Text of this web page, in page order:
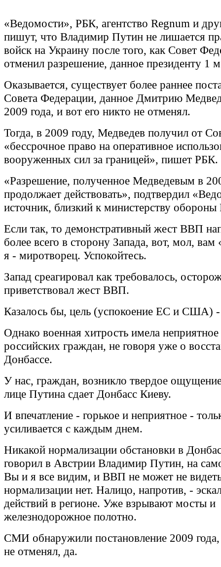
«Ведомости», РБК, агентство Regnum и
пишут, что Владимир Путин не лишается
войск на Украину после того, как Совет
отменил разрешение, данное президенту 1
Оказывается, существует более раннее
Совета Федерации, данное Дмитрию
2009 года, и вот его никто не отменял.
Тогда, в 2009 году, Медведев получил от
«бессрочное право на оперативное
вооруженных сил за границей», пишет РБК.
«Разрешение, полученное Медведевым в
продолжает действовать», подтвердил
источник, близкий к министерству
Если так, то демонстративный жест ВВП
более всего в сторону Запада, вот, мол,
я - миротворец. Успокойтесь.
Запад среагировал как требовалось,
приветствовал жест ВВП.
Казалось бы, цель (успокоение ЕС и США) -
Однако военная хитрость имела
российских граждан, не говоря уже о
Донбассе.
У нас, граждан, возникло твердое
лице Путина сдает Донбасс Киеву.
И впечатление - горькое и неприятное -
усиливается с каждым днем.
Никакой нормализации обстановки в
говорил в Австрии Владимир Путин, на
Вы и я все видим, и ВВП не может не
нормализации нет. Налицо, напротив, -
действий в регионе. Уже взрывают мосты и
железнодорожное полотно.
СМИ обнаружили постановление 2009 года,
не отменял, да.